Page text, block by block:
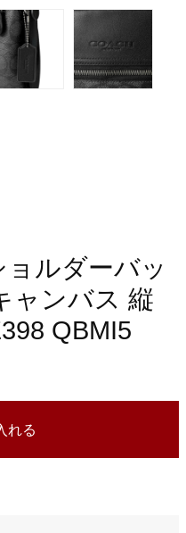
ルダーバッ
ャンバス 縦
QBMI5
れる